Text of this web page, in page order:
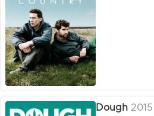
Dough 2015